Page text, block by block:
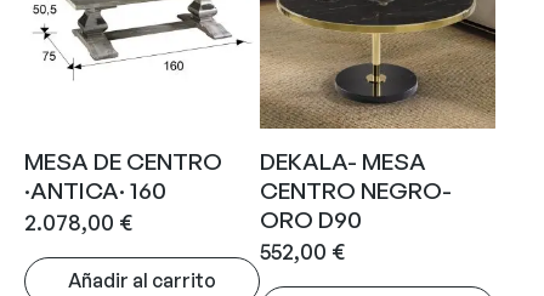
MESA DE CENTRO
·ANTICA· 160
2.078,00 €
Añadir al carrito
DEKALA- MESA
CENTRO NEGRO-
ORO D90
552,00 €